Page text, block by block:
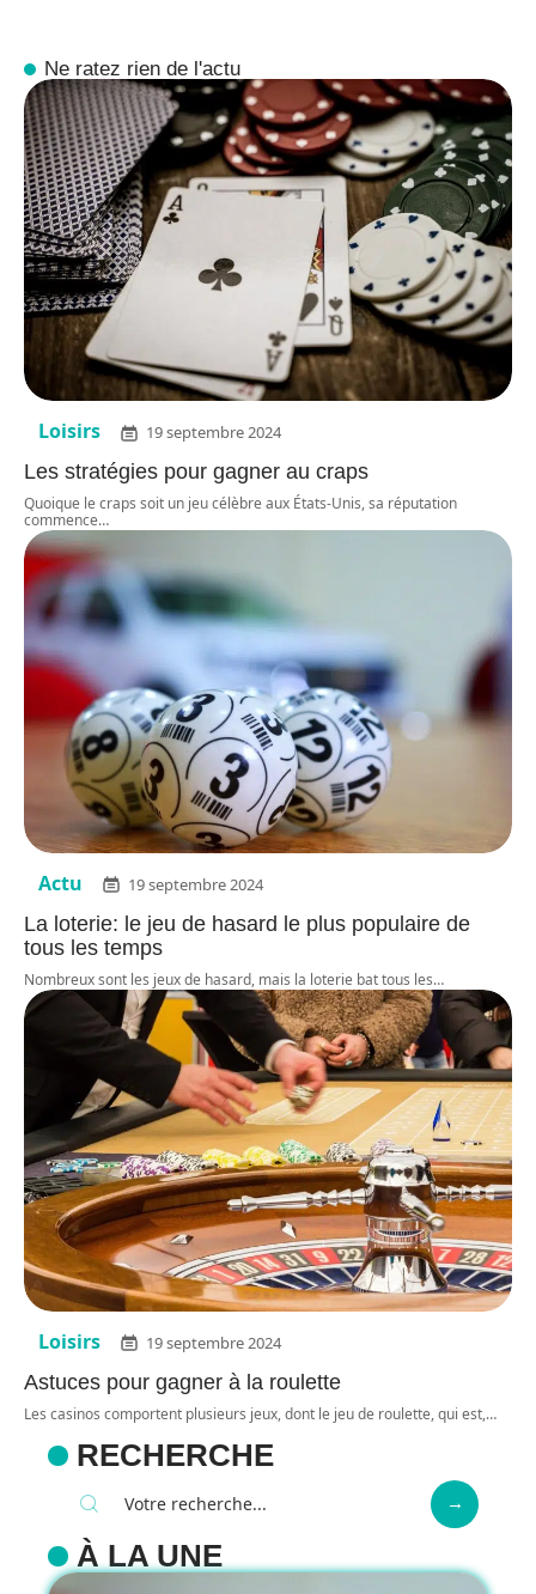
Ne ratez rien de l'actu
Loisirs 19 septembre 2024
Les stratégies pour gagner au craps
Quoique le craps soit un jeu célèbre aux États-Unis, sa réputation
commence…
Actu 19 septembre 2024
La loterie: le jeu de hasard le plus populaire de
tous les temps
Nombreux sont les jeux de hasard, mais la loterie bat tous les…
Loisirs 19 septembre 2024
Astuces pour gagner à la roulette
Les casinos comportent plusieurs jeux, dont le jeu de roulette, qui est,…
RECHERCHE
À LA UNE